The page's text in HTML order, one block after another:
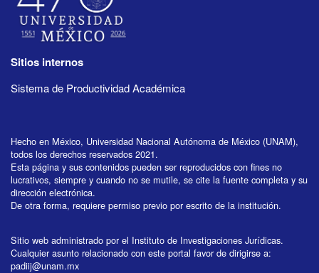
Sitios internos
Sistema de Productividad Académica
Hecho en México, Universidad Nacional Autónoma de México (UNAM),
todos los derechos reservados 2021.
Esta página y sus contenidos pueden ser reproducidos con fines no
lucrativos, siempre y cuando no se mutile, se cite la fuente completa y su
dirección electrónica.
De otra forma, requiere permiso previo por escrito de la institución.
Sitio web administrado por el Instituto de Investigaciones Jurídicas.
Cualquier asunto relacionado con este portal favor de dirigirse a:
padiij@unam.mx